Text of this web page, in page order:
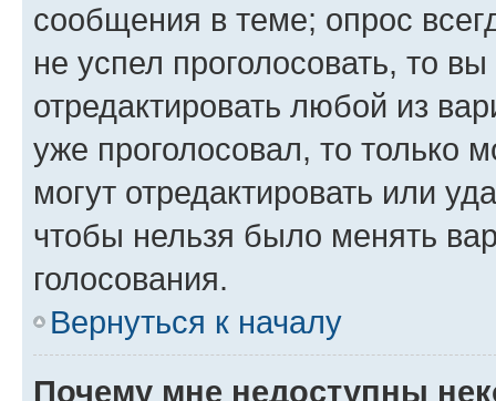
сообщения в теме; опрос
не успел проголосовать, то
отредактировать любой из
уже проголосовал, то только
могут отредактировать или
чтобы нельзя было менять
голосования.
Вернуться к началу
Почему мне недоступны